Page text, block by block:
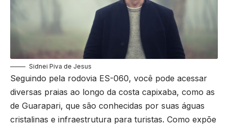
Sidnei Piva de Jesus
Seguindo pela rodovia ES-060, você pode acessar
diversas praias ao longo da costa capixaba, como as
de Guarapari, que são conhecidas por suas águas
cristalinas e infraestrutura para turistas. Como expõe